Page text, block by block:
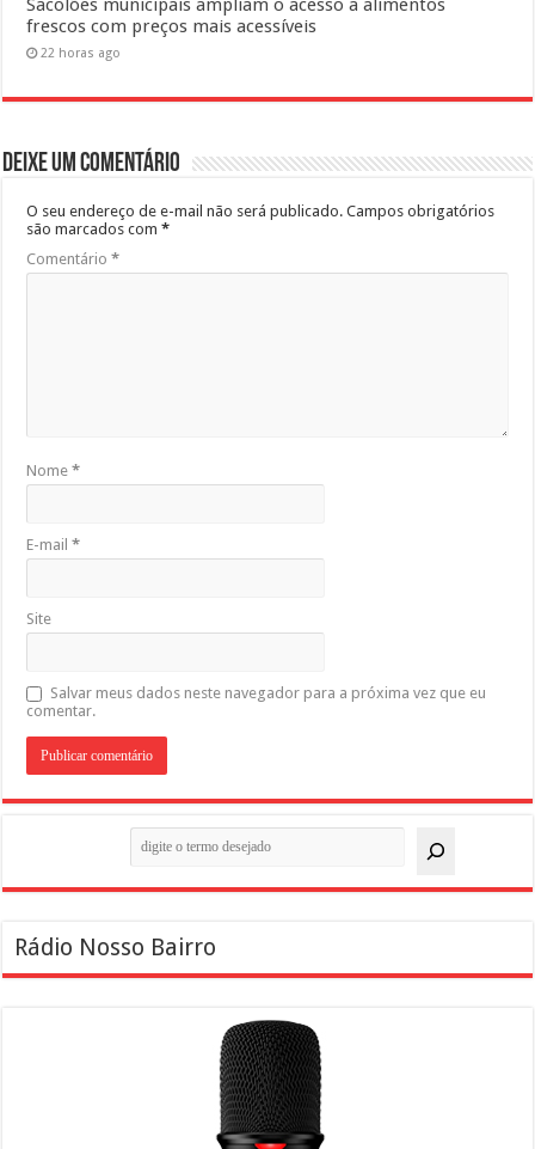
Sacolões municipais ampliam o acesso a alimentos
frescos com preços mais acessíveis
22 horas ago
Deixe um comentário
O seu endereço de e-mail não será publicado. Campos obrigatórios
são marcados com*
Comentário*
Nome*
E-mail*
Site
Salvar meus dados neste navegador para a próxima vez que eu
comentar.
Rádio Nosso Bairro